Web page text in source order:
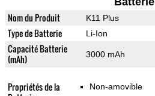
Nom du Produit K11 Plus
Type de Batterie Li-Ion
Capacité Batterie
(mAh)
3000 mAh
Propriétés de la
Non-amovible